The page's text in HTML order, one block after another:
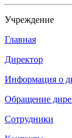
Учреждение
Главная
Директор
Информация о
Обращение
Сотрудники